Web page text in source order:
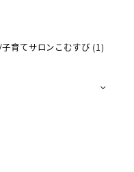
育てサロンこむすび (1)